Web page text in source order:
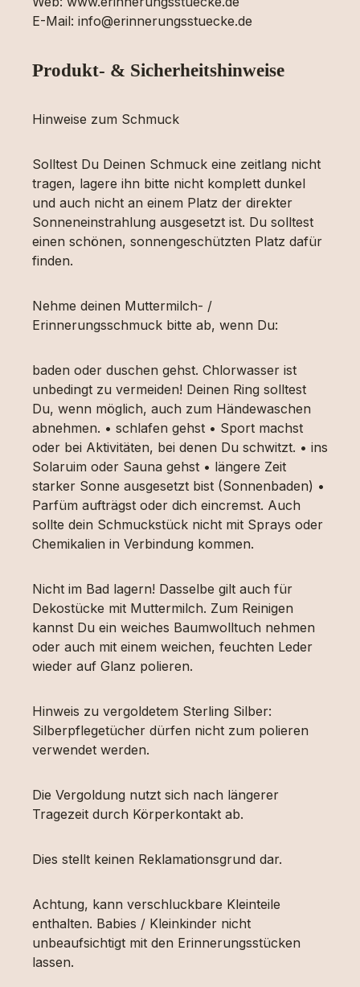
E-Mail: info@erinnerungsstuecke.de
Produkt- & Sicherheitshinweise
Hinweise zum Schmuck
Solltest Du Deinen Schmuck eine zeitlang nicht
tragen, lagere ihn bitte nicht komplett dunkel
und auch nicht an einem Platz der direkter
Sonneneinstrahlung ausgesetzt ist. Du solltest
einen schönen, sonnengeschützten Platz dafür
finden.
Nehme deinen Muttermilch- /
Erinnerungsschmuck bitte ab, wenn Du:
baden oder duschen gehst. Chlorwasser ist
unbedingt zu vermeiden! Deinen Ring solltest
Du, wenn möglich, auch zum Händewaschen
abnehmen. • schlafen gehst • Sport machst
oder bei Aktivitäten, bei denen Du schwitzt. • ins
Solaruim oder Sauna gehst • längere Zeit
starker Sonne ausgesetzt bist (Sonnenbaden) •
Parfüm aufträgst oder dich eincremst. Auch
sollte dein Schmuckstück nicht mit Sprays oder
Chemikalien in Verbindung kommen.
Nicht im Bad lagern! Dasselbe gilt auch für
Dekostücke mit Muttermilch. Zum Reinigen
kannst Du ein weiches Baumwolltuch nehmen
oder auch mit einem weichen, feuchten Leder
wieder auf Glanz polieren.
Hinweis zu vergoldetem Sterling Silber:
Silberpflegetücher dürfen nicht zum polieren
verwendet werden.
Die Vergoldung nutzt sich nach längerer
Tragezeit durch Körperkontakt ab.
Dies stellt keinen Reklamationsgrund dar.
Achtung, kann verschluckbare Kleinteile
enthalten. Babies / Kleinkinder nicht
unbeaufsichtigt mit den Erinnerungsstücken
lassen.